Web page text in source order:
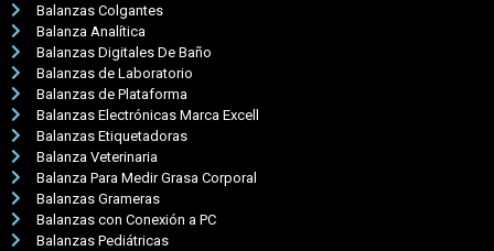
Balanzas Colgantes
Balanza Analítica
Balanzas Digitales De Baño
Balanzas de Laboratorio
Balanzas de Plataforma
Balanzas Electrónicas Marca Excell
Balanzas Etiquetadoras
Balanza Veterinaria
Balanza Para Medir Grasa Corporal
Balanzas Grameras
Balanzas con Conexión a PC
Balanzas Pediátricas